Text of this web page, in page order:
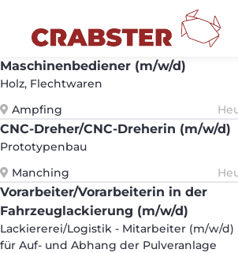
Maschinenbediener (m/w/d)
Holz, Flechtwaren
Ampfing
CNC-Dreher/CNC-Dreherin (m/w/d)
Prototypenbau
Manching
Vorarbeiter/Vorarbeiterin in der
Fahrzeuglackierung (m/w/d)
Lackiererei/Logistik - Mitarbeiter (m/w/d)
für Auf- und Abhang der Pulveranlage